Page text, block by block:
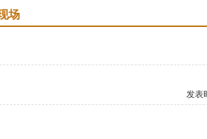
场
发表